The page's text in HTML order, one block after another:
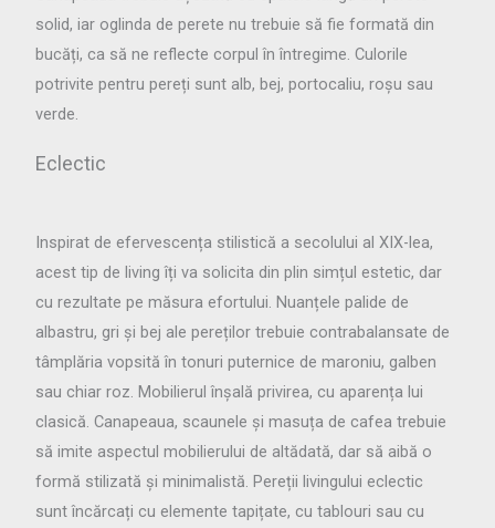
solid, iar oglinda de perete nu trebuie să fie formată din
bucăți, ca să ne reflecte corpul în întregime. Culorile
potrivite pentru pereți sunt alb, bej, portocaliu, roșu sau
verde.
Eclectic
Inspirat de efervescența stilistică a secolului al XIX-lea,
acest tip de living îți va solicita din plin simțul estetic, dar
cu rezultate pe măsura efortului. Nuanțele palide de
albastru, gri și bej ale pereților trebuie contrabalansate de
tâmplăria vopsită în tonuri puternice de maroniu, galben
sau chiar roz. Mobilierul înșală privirea, cu aparența lui
clasică. Canapeaua, scaunele și masuța de cafea trebuie
să imite aspectul mobilierului de altădată, dar să aibă o
formă stilizată și minimalistă. Pereții livingului eclectic
sunt încărcați cu elemente tapițate, cu tablouri sau cu